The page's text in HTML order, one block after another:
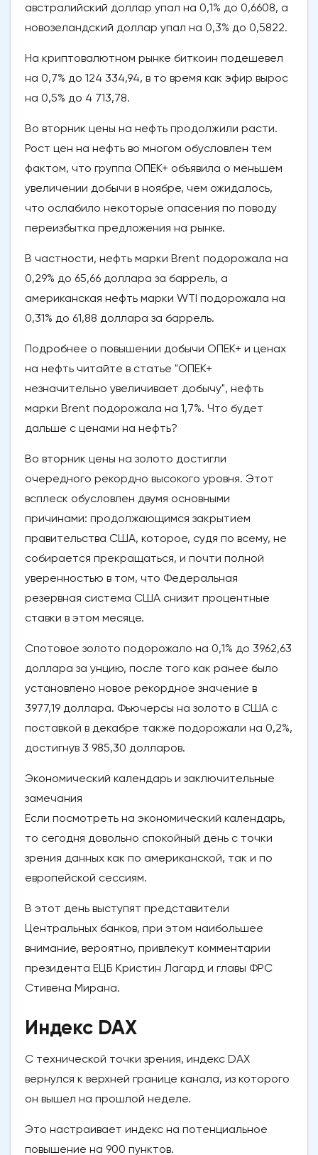
австралийский доллар упал на 0,1% до 0,6608, а
новозеландский доллар упал на 0,3% до 0,5822.
На криптовалютном рынке биткоин подешевел
на 0,7% до 124 334,94, в то время как эфир вырос
на 0,5% до 4 713,78.
Во вторник цены на нефть продолжили расти.
Рост цен на нефть во многом обусловлен тем
фактом, что группа ОПЕК+ объявила о меньшем
увеличении добычи в ноябре, чем ожидалось,
что ослабило некоторые опасения по поводу
переизбытка предложения на рынке.
В частности, нефть марки Brent подорожала на
0,29% до 65,66 доллара за баррель, а
американская нефть марки WTI подорожала на
0,31% до 61,88 доллара за баррель.
Подробнее о повышении добычи ОПЕК+ и ценах
на нефть читайте в статье "ОПЕК+
незначительно увеличивает добычу", нефть
марки Brent подорожала на 1,7%. Что будет
дальше с ценами на нефть?
Во вторник цены на золото достигли
очередного рекордно высокого уровня. Этот
всплеск обусловлен двумя основными
причинами: продолжающимся закрытием
правительства США, которое, судя по всему, не
собирается прекращаться, и почти полной
уверенностью в том, что Федеральная
резервная система США снизит процентные
ставки в этом месяце.
Спотовое золото подорожало на 0,1% до 3962,63
доллара за унцию, после того как ранее было
установлено новое рекордное значение в
3977,19 доллара. Фьючерсы на золото в США с
поставкой в декабре также подорожали на 0,2%,
достигнув 3 985,30 долларов.
Экономический календарь и заключительные
замечания
Если посмотреть на экономический календарь,
то сегодня довольно спокойный день с точки
зрения данных как по американской, так и по
европейской сессиям.
В этот день выступят представители
Центральных банков, при этом наибольшее
внимание, вероятно, привлекут комментарии
президента ЕЦБ Кристин Лагард и главы ФРС
Стивена Мирана.
Индекс DAX
С технической точки зрения, индекс DAX
вернулся к верхней границе канала, из которого
он вышел на прошлой неделе.
Это настраивает индекс на потенциальное
повышение на 900 пунктов.